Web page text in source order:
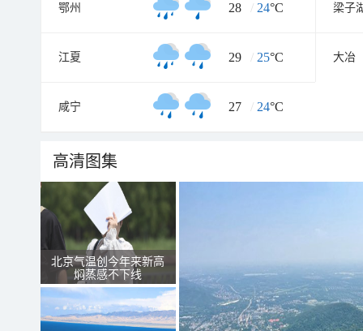
鄂州 28 / 24°C 梁子
江夏 29 / 25°C 大冶
咸宁 27 / 24°C
高清图集
北京气温创今年来新高
焖蒸感不下线